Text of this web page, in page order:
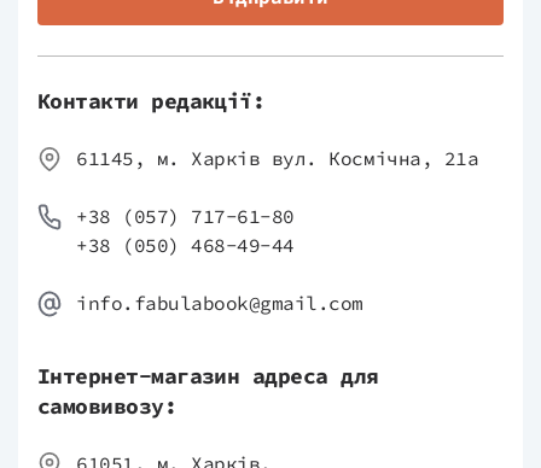
Контакти редакції:
61145, м. Харків вул. Космічна, 21а
+38 (057) 717-61-80
+38 (050) 468-49-44
info.fabulabook@gmail.com
Інтернет-магазин адреса для
самовивозу:
61051, м. Харків,